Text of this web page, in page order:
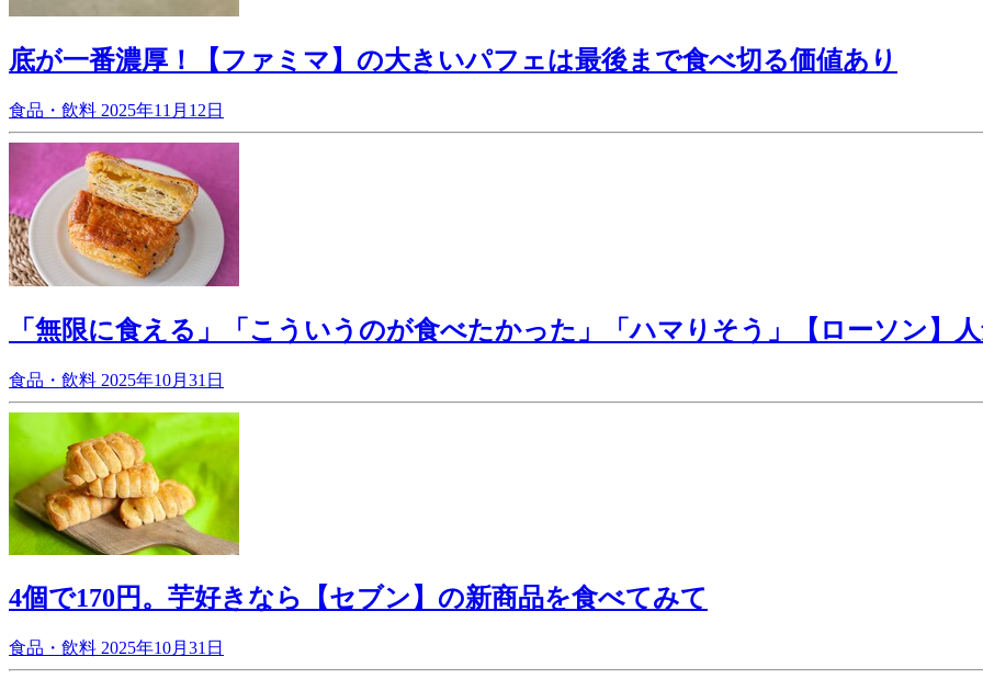
底が一番濃厚！【ファミマ】の大きいパフェは最後まで食べ切る価値あり
食品・飲料 2025年11月12日
「無限に食える」「こういうのが食べたかった」「ハマりそう」【ローソン】
食品・飲料 2025年10月31日
4個で170円。芋好きなら【セブン】の新商品を食べてみて
食品・飲料 2025年10月31日